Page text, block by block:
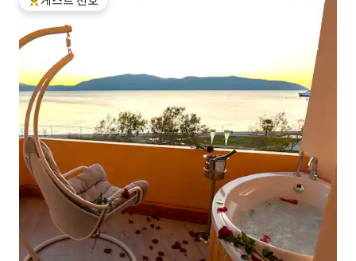
상위 게스트 선호